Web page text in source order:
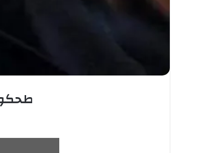
طحكوت: 10 سنوات حبس نافدة و